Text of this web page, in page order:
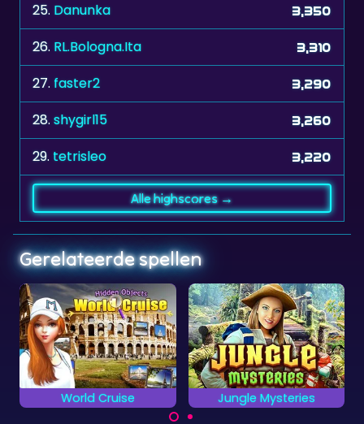
25. Danunka 3,350
26. RL.Bologna.Ita 3,310
27.faster2 3,290
28.shygirl15 3,260
29.tetrisleo 3,220
Alle highscores →
Gerelateerde spellen
Jungle Mysteries Plaatjes Woorden